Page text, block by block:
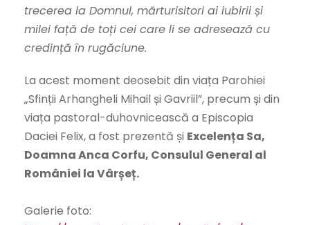
trecerea la Domnul, mărturisitori ai iubirii și
milei față de toți cei care li se adresează cu
credință în rugăciune.
La acest moment deosebit din viața Parohiei
„Sfinții Arhangheli Mihail și Gavriil”, precum și din
viața pastoral-duhovnicească a Episcopia
Daciei Felix, a fost prezentă și Excelența Sa,
Doamna Anca Corfu, Consulul General al
României la Vârșeț.
Galerie foto: